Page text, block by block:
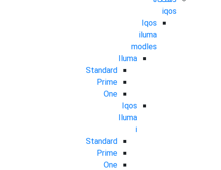
iqos
Iqos
iluma
modles
Iluma
Standard
Prime
One
Iqos
Iluma
i
Standard
Prime
One